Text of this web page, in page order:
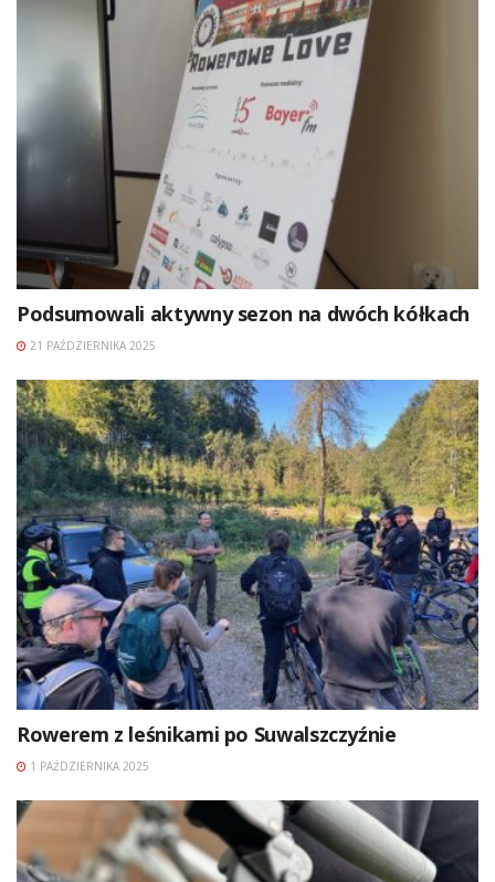
Podsumowali aktywny sezon na dwóch kółkach
21 PAŹDZIERNIKA 2025
Rowerem z leśnikami po Suwalszczyźnie
1 PAŹDZIERNIKA 2025